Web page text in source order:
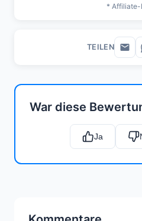
War diese
Ja
*
TEILEN